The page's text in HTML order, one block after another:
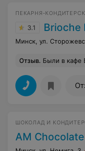
ПЕКАРНЯ-
3.1 Brioche
Минск, ул.
Отзыв. Были в кафе Бриошь на Победителей. Зашли с нами не поздоровались, присели за стол и
ШОКОЛАД И
AM Chocolate